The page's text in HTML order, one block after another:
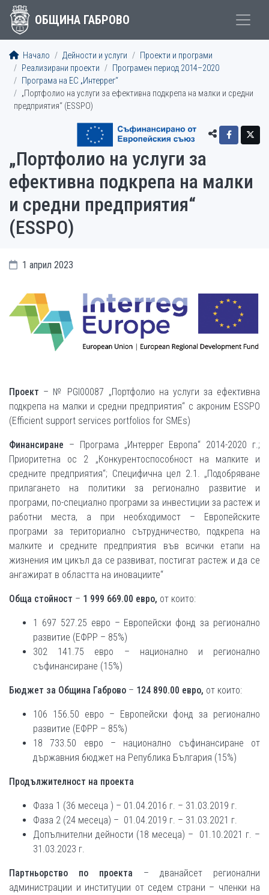
ОБЩИНА ГАБРОВО
Начало Дейности и услуги
Проекти и програми
Реализирани проекти
Програмен период 2014–2020
Програма на ЕС „Интеррег“
„Портфолио на услуги за ефективна подкрепа на малки и средни
предприятия“ (ESSPO)
„Портфолио на услуги за
ефективна подкрепа на малки
и средни предприятия“
(ESSPO)
1 април 2023
Проект – № PGI00087 „Портфолио на услуги за ефективна
подкрепа на малки и средни предприятия“ с акроним ESSPO
(Efficient support services portfolios for SMEs)
Финансиране – Програма „Интеррег Европа“ 2014-2020 г.;
Приоритетна ос 2 „Конкурентоспособност на малките и
средните предприятия“; Специфична цел 2.1. „Подобряване
прилагането на политики за регионално развитие и
програми, по-специално програми за инвестиции за растеж и
работни места, а при необходимост – Европейските
програми за териториално сътрудничество, подкрепа на
малките и средните предприятия във всички етапи на
жизнения им цикъл да се развиват, постигат растеж и да се
ангажират в областта на иновациите“
Обща стойност – 1 999 669.00 евро, от които:
1 697 527.25 евро – Европейски фонд за регионално
развитие (ЕФРР – 85%)
302 141.75 евро – национално и регионално
съфинансиране (15%)
Бюджет за Община Габрово – 124 890.00 евро, от които:
106 156.50 евро – Европейски фонд за регионално
развитие (ЕФРР – 85%)
18 733.50 евро – национално съфинансиране от
държавния бюджет на Република България (15%)
Продължителност на проекта
Фаза 1 (36 месеца ) – 01.04.2016 г. – 31.03.2019 г.
Фаза 2 (24 месеца) – 01.04.2019 г. – 31.03.2021 г.
Допълнителни дейности (18 месеца) – 01.10.2021 г. –
31.03.2023 г.
Партньорство по проекта – дванайсет
регионални
администрации и институции от седем страни – членки на